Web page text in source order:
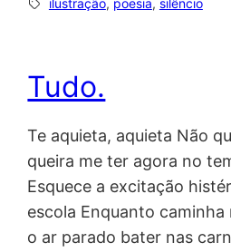
ilustração, poesia, silêncio
Tudo.
Te aquieta, aquieta Não
queira me ter agora no
Esquece a excitação
escola Enquanto
o ar parado bater nas